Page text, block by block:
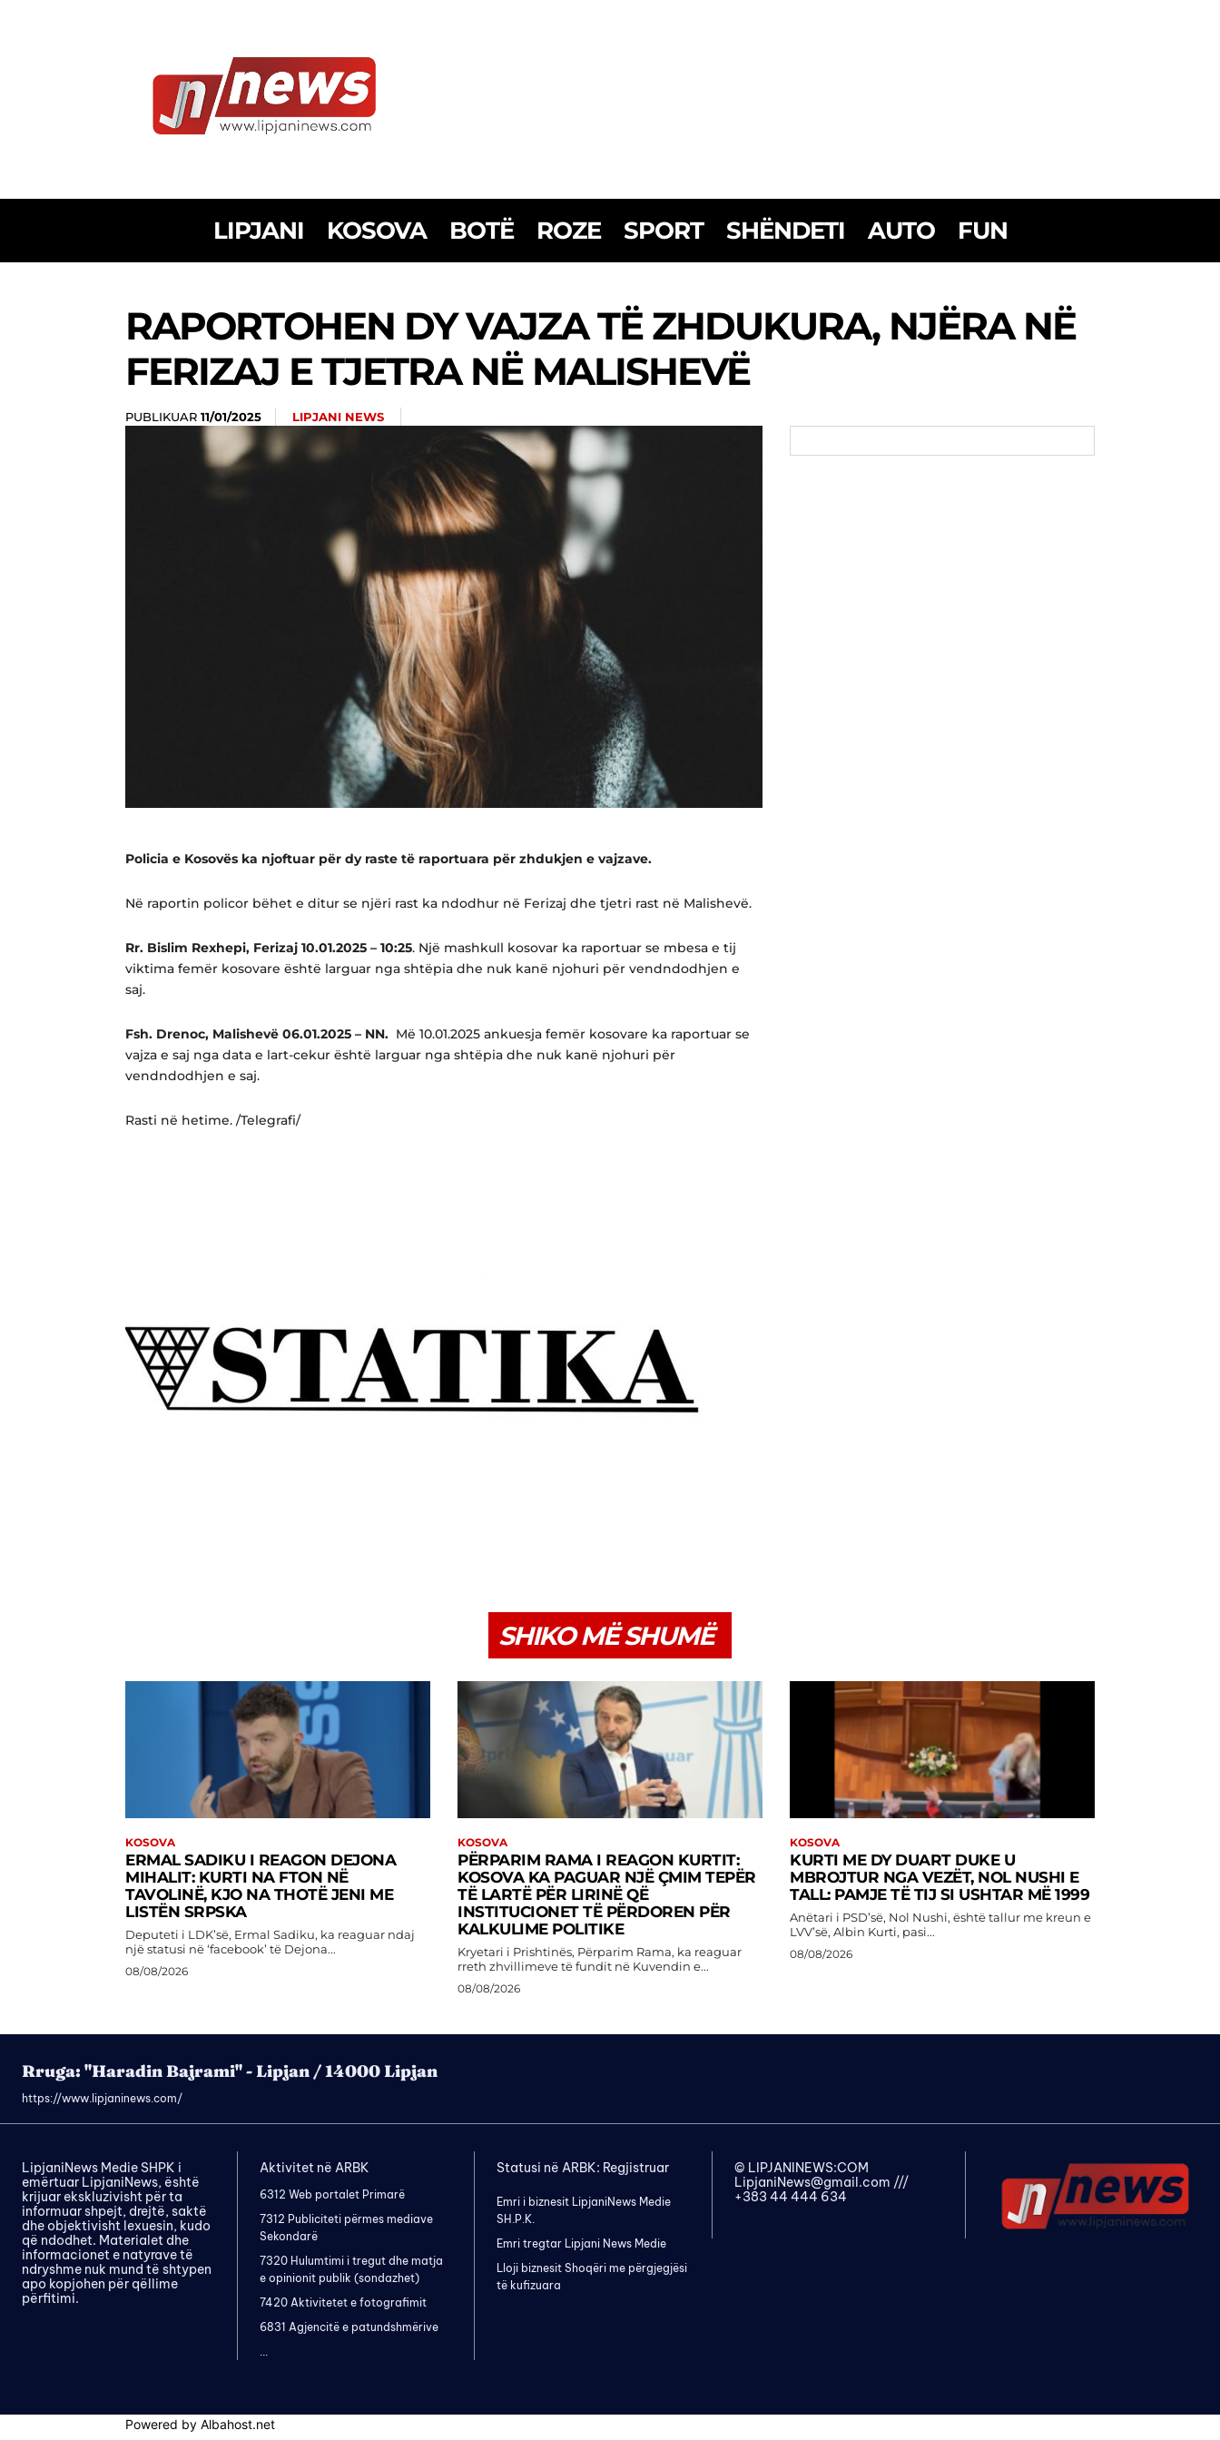
LIPJANI KOSOVA BOTË ROZE SPORT SHËNDETI AUTO FUN
RAPORTOHEN DY VAJZA TË ZHDUKURA, NJËRA NË
FERIZAJ E TJETRA NË MALISHEVË
PUBLIKUAR 11/01/2025 LIPJANI NEWS
Policia e Kosovës ka njoftuar për dy raste të raportuara për zhdukjen e vajzave.
Në raportin policor bëhet e ditur se njëri rast ka ndodhur në Ferizaj dhe tjetri rast në Malishevë.
Rr. Bislim Rexhepi, Ferizaj 10.01.2025 – 10:25. Një mashkull kosovar ka raportuar se mbesa e tij
viktima femër kosovare është larguar nga shtëpia dhe nuk kanë njohuri për vendndodhjen e
saj.
Fsh. Drenoc, Malishevë 06.01.2025 – NN. Më 10.01.2025 ankuesja femër kosovare ka raportuar se
vajza e saj nga data e lart-cekur është larguar nga shtëpia dhe nuk kanë njohuri për
vendndodhjen e saj.
Rasti në hetime. /Telegrafi/
SHIKO MË SHUMË
KOSOVA
ERMAL SADIKU I REAGON DEJONA
MIHALIT: KURTI NA FTON NË
TAVOLINË, KJO NA THOTË JENI ME
LISTËN SRPSKA
Deputeti i LDK’së, Ermal Sadiku, ka reaguar ndaj
një statusi në ‘facebook’ të Dejona...
08/08/2026
KOSOVA
PËRPARIM RAMA I REAGON KURTIT:
KOSOVA KA PAGUAR NJË ÇMIM TEPËR
TË LARTË PËR LIRINË QË
INSTITUCIONET TË PËRDOREN PËR
KALKULIME POLITIKE
Kryetari i Prishtinës, Përparim Rama, ka reaguar
rreth zhvillimeve të fundit në Kuvendin e...
08/08/2026
KOSOVA
KURTI ME DY DUART DUKE U
MBROJTUR NGA VEZËT, NOL NUSHI E
TALL: PAMJE TË TIJ SI USHTAR MË 1999
Anëtari i PSD’së, Nol Nushi, është tallur me kreun e
LVV’së, Albin Kurti, pasi...
08/08/2026
Rruga: "Haradin Bajrami" - Lipjan / 14000 Lipjan
https://www.lipjaninews.com/
LipjaniNews Medie SHPK i
emërtuar LipjaniNews, është
krijuar ekskluzivisht për ta
informuar shpejt, drejtë, saktë
dhe objektivisht lexuesin, kudo
që ndodhet. Materialet dhe
informacionet e natyrave të
ndryshme nuk mund të shtypen
apo kopjohen për qëllime
përfitimi.
Aktivitet në ARBK
6312 Web portalet Primarë
7312 Publiciteti përmes mediave
Sekondarë
7320 Hulumtimi i tregut dhe matja
e opinionit publik (sondazhet)
7420 Aktivitetet e fotografimit
6831 Agjencitë e patundshmërive
...
Statusi në ARBK: Regjistruar
Emri i biznesit LipjaniNews Medie
SH.P.K.
Emri tregtar Lipjani News Medie
Lloji biznesit Shoqëri me përgjegjësi
të kufizuara
© LIPJANINEWS:COM
LipjaniNews@gmail.com ///
+383 44 444 634
Powered by Albahost.net